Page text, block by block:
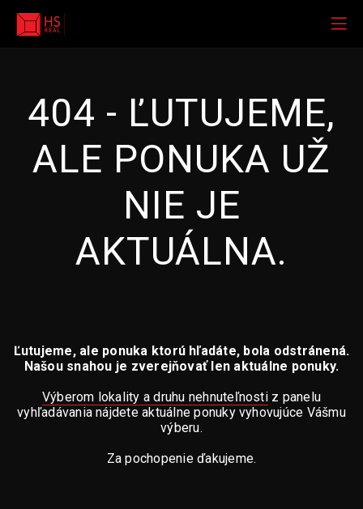
404 - ĽUTUJEME,
ALE PONUKA UŽ
NIE JE
AKTUÁLNA.
Ľutujeme, ale ponuka ktorú hľadáte, bola odstránená.
Našou snahou je zverejňovať len aktuálne ponuky.
Výberom lokality a druhu nehnuteľnostiz panelu
vyhľadávania nájdete aktuálne ponuky vyhovujúce Vášmu
výberu.
Za pochopenie ďakujeme.